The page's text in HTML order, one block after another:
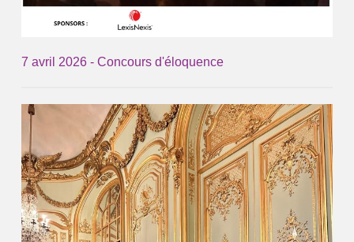
7 avril 2026 - Concours d'éloquence